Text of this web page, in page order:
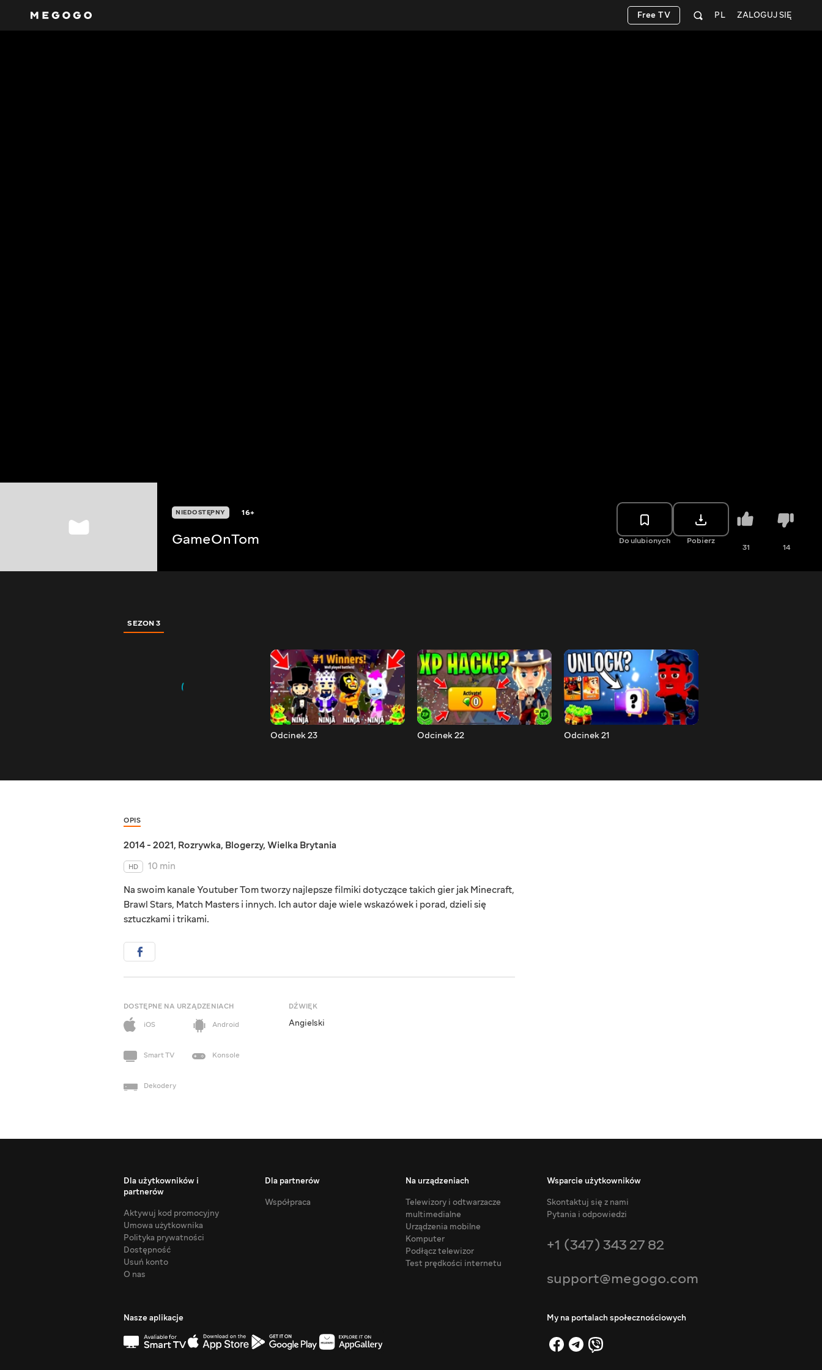
ZALOGUJ SIĘ
PL
Free TV
NIEDOSTĘPNY 16+
GameOnTom Do ulubionych Pobierz
31 14
SEZON 3
Odcinek 23 Odcinek 22 Odcinek 21
OPIS
2014 - 2021, Rozrywka, Blogerzy, Wielka Brytania
HD
10 min
Na swoim kanale Youtuber Tom tworzy najlepsze filmiki dotyczące takich gier jak Minecraft,
Brawl Stars, Match Masters i innych. Ich autor daje wiele wskazówek i porad, dzieli się
sztuczkami i trikami.
DOSTĘPNE NA URZĄDZENIACH
iOS
Android
Smart TV Konsole
Dekodery
DŹWIĘK
Angielski
Dla użytkowników i
partnerów
Aktywuj kod promocyjny
Umowa użytkownika
Polityka prywatności
Dostępność
Usuń konto
O nas
Dla partnerów
Współpraca
Na urządzeniach
Telewizory i odtwarzacze
multimedialne
Urządzenia mobilne
Komputer
Podłącz telewizor
Test prędkości internetu
Wsparcie użytkowników
Skontaktuj się z nami
Pytania i odpowiedzi
+1 (347) 343 27 82
support@megogo.com
Nasze aplikacje My na portalach społecznościowych